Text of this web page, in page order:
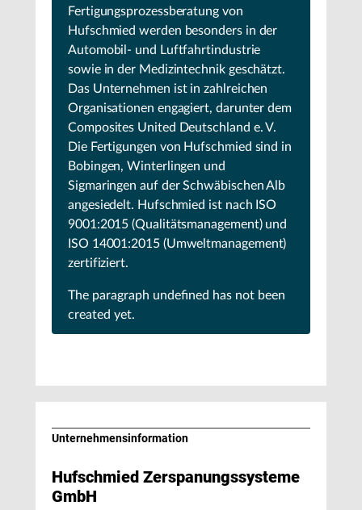
Fertigungsprozessberatung von
Hufschmied werden besonders in der
Automobil- und Luftfahrtindustrie
sowie in der Medizintechnik geschätzt.
Das Unternehmen ist in zahlreichen
Organisationen engagiert, darunter dem
Composites United Deutschland e. V.
Die Fertigungen von Hufschmied sind in
Bobingen, Winterlingen und
Sigmaringen auf der Schwäbischen Alb
angesiedelt. Hufschmied ist nach ISO
9001:2015 (Qualitätsmanagement) und
ISO 14001:2015 (Umweltmanagement)
zertifiziert.
The paragraph undefined has not been
created yet.
Unternehmens­information
Hufschmied Zerspanungssysteme
GmbH